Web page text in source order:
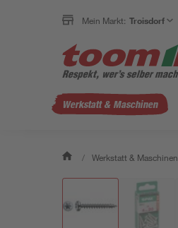
Mein Markt: Troisdorf
Werkstatt & Maschinen
/ Werkstatt & Maschinen